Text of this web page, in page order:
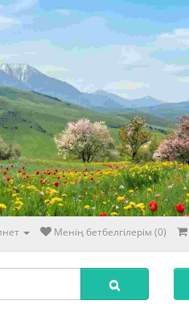
Менің бетбелгілерім (0)